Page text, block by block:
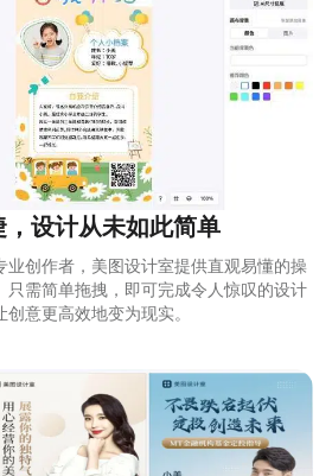
，设计从未如此简单
业创作者，美图设计室提供直观易懂的操
只需简单拖拽，即可完成令人惊叹的设计
创意更高效地变为现实。